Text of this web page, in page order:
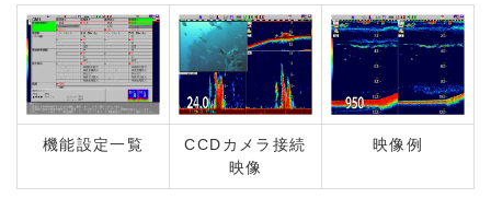
機能設定一覧
CCDカメラ接続
映像
映像例